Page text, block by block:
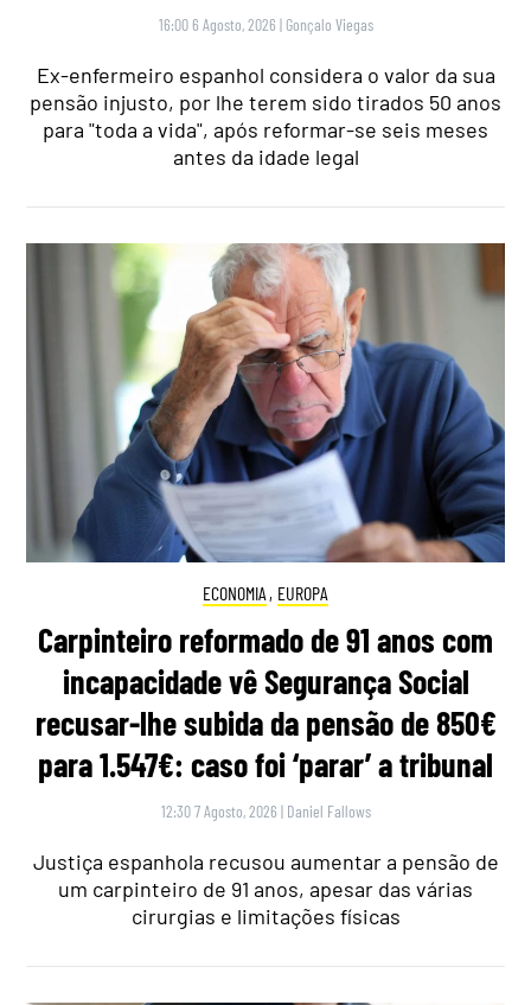
16:00 6 Agosto, 2026 | Gonçalo Viegas
Ex-enfermeiro espanhol considera o valor da sua
pensão injusto, por lhe terem sido tirados 50 anos
para "toda a vida", após reformar-se seis meses
antes da idade legal
ECONOMIA , EUROPA
Carpinteiro reformado de 91 anos com
incapacidade vê Segurança Social
recusar-lhe subida da pensão de 850€
para 1.547€: caso foi ‘parar’ a tribunal
12:30 7 Agosto, 2026 | Daniel Fallows
Justiça espanhola recusou aumentar a pensão de
um carpinteiro de 91 anos, apesar das várias
cirurgias e limitações físicas